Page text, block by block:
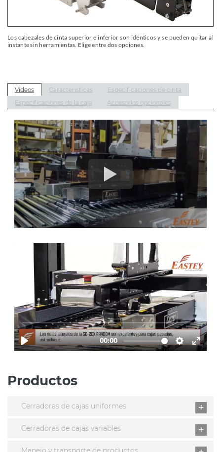
Los cabezales de cinta superior e inferior son idénticos y se pueden quitar al
instante sin herramientas. Elige entre dos opciones.
Videos Caracteristicas
Especificaciones de cinta
Especificaciones de la caja
Accesorios opcionales
Productos
Cerradoras de cajas uniformes
Cerradoras de cajas variables